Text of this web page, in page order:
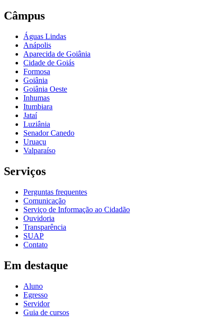
Câmpus
Águas Lindas
Anápolis
Aparecida de Goiânia
Cidade de Goiás
Formosa
Goiânia
Goiânia Oeste
Inhumas
Itumbiara
Jataí
Luziânia
Senador Canedo
Uruaçu
Valparaíso
Serviços
Perguntas frequentes
Comunicação
Serviço de Informação ao Cidadão
Ouvidoria
Transparência
SUAP
Contato
Em destaque
Aluno
Egresso
Servidor
Guia de cursos